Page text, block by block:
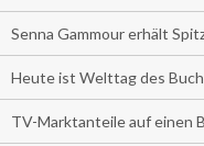
Senna Gammour erhält
Heute ist Welttag des
TV-Marktanteile auf einen